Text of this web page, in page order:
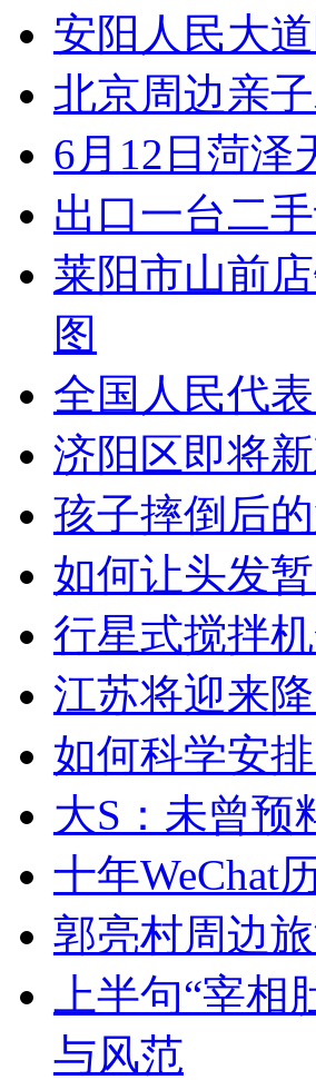
安阳人民大
北京周边亲
6月12日菏泽
出口一台二
莱阳市山前
图
全国人民代
济阳区即将
孩子摔倒后
如何让头发
行星式搅拌
江苏将迎来
如何科学安
大S：未曾预
十年WeChat
郭亮村周边
上半句“宰
与风范